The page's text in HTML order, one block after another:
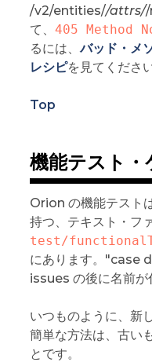
/v2/entities//attrs//
て、 405 Method
るには、バッド・メ
レシピを見てください
Top
機能テスト・
Orion の機能テストは
持つ、テキスト・フ
test/
にあります。"case
issues の後に名前が
いつものように、新
簡単な方法は、古い
とです。